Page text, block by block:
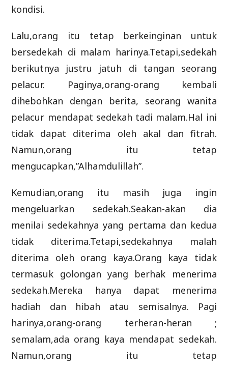
kondisi.
Lalu,orang itu tetap berkeinginan untuk
bersedekah di malam harinya.Tetapi,sedekah
berikutnya justru jatuh di tangan seorang
pelacur. Paginya,orang-orang kembali
dihebohkan dengan berita, seorang wanita
pelacur mendapat sedekah tadi malam.Hal ini
tidak dapat diterima oleh akal dan fitrah.
Namun,orang itu tetap
mengucapkan,”Alhamdulillah”.
Kemudian,orang itu masih juga ingin
mengeluarkan sedekah.Seakan-akan dia
menilai sedekahnya yang pertama dan kedua
tidak diterima.Tetapi,sedekahnya malah
diterima oleh orang kaya.Orang kaya tidak
termasuk golongan yang berhak menerima
sedekah.Mereka hanya dapat menerima
hadiah dan hibah atau semisalnya. Pagi
harinya,orang-orang terheran-heran ;
semalam,ada orang kaya mendapat sedekah.
Namun,orang itu tetap